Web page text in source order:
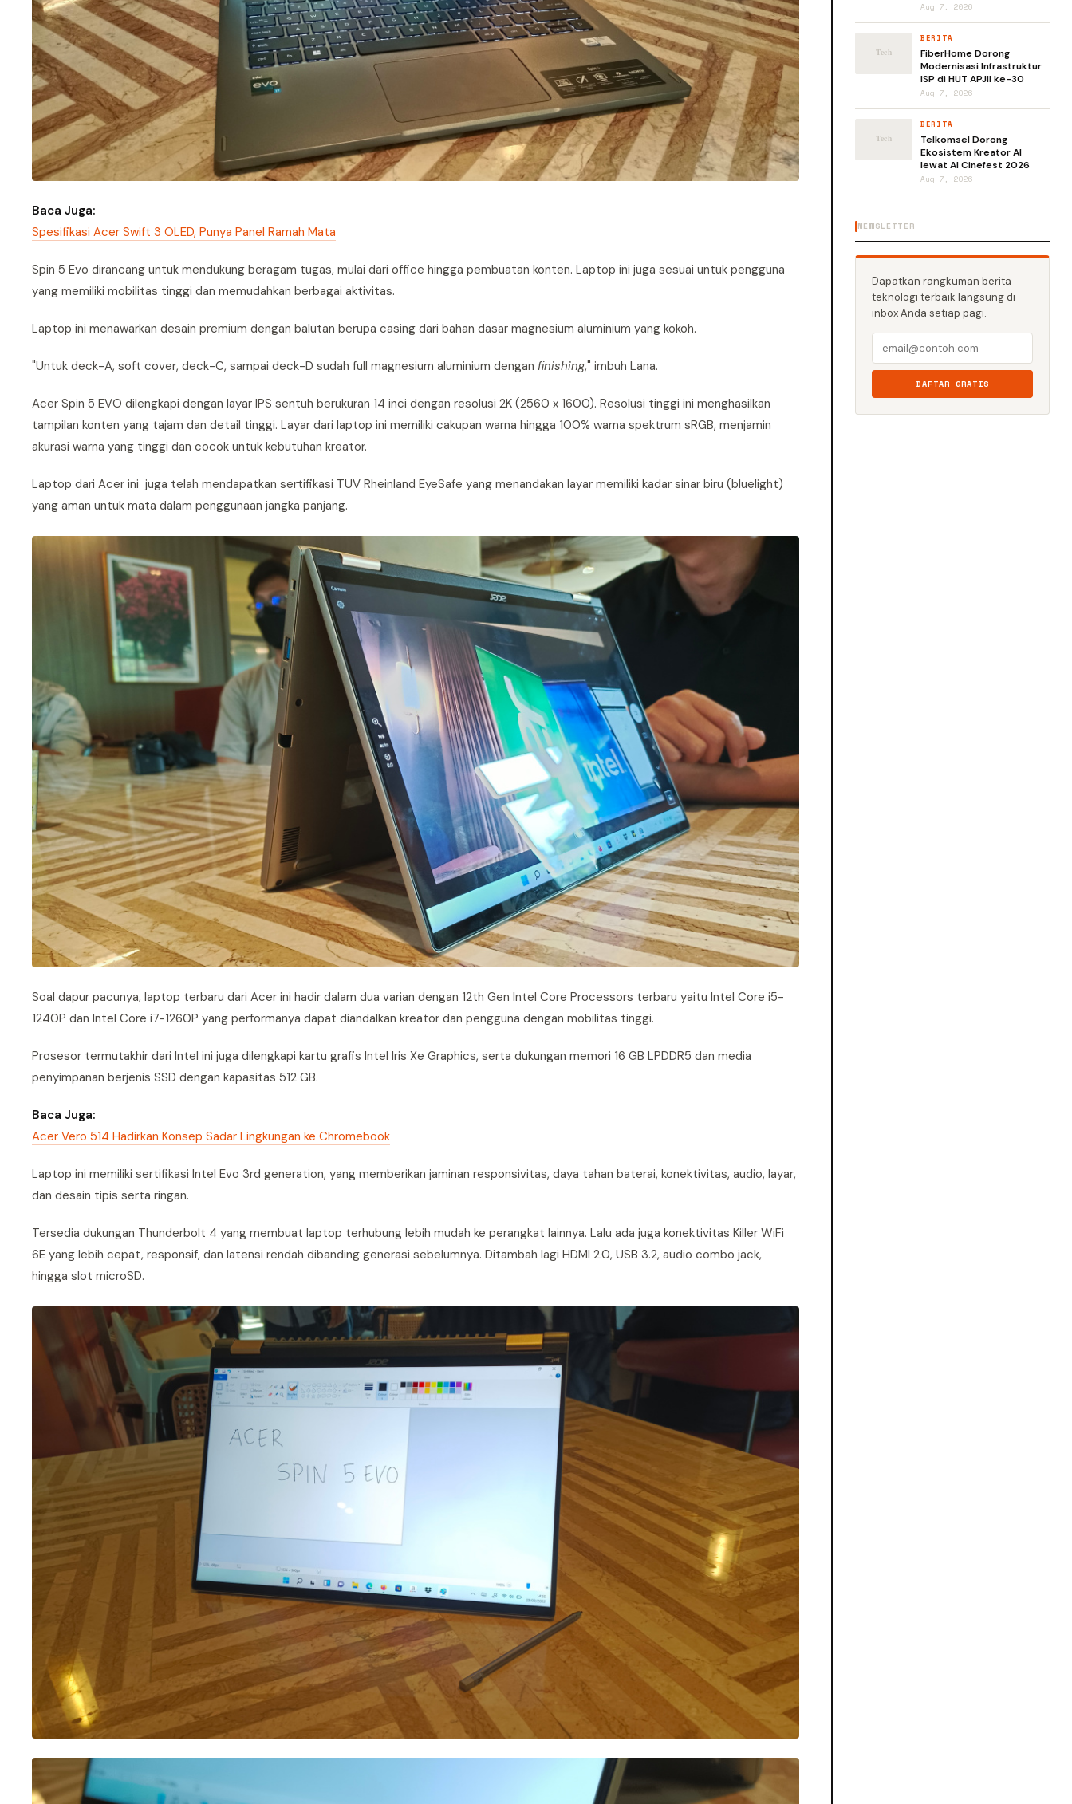
Baca Juga:
Spesifikasi Acer Swift 3 OLED, Punya Panel Ramah Mata
Spin 5 Evo dirancang untuk mendukung beragam tugas, mulai dari office hingga pembuatan konten. Laptop ini juga sesuai untuk pengguna
yang memiliki mobilitas tinggi dan memudahkan berbagai aktivitas.
Laptop ini menawarkan desain premium dengan balutan berupa casing dari bahan dasar magnesium aluminium yang kokoh.
"Untuk deck-A, soft cover, deck-C, sampai deck-D sudah full magnesium aluminium dengan finishing," imbuh Lana.
Acer Spin 5 EVO dilengkapi dengan layar IPS sentuh berukuran 14 inci dengan resolusi 2K (2560 x 1600). Resolusi tinggi ini menghasilkan
tampilan konten yang tajam dan detail tinggi. Layar dari laptop ini memiliki cakupan warna hingga 100% warna spektrum sRGB, menjamin
akurasi warna yang tinggi dan cocok untuk kebutuhan kreator.
Laptop dari Acer ini juga telah mendapatkan sertifikasi TUV Rheinland EyeSafe yang menandakan layar memiliki kadar sinar biru (bluelight)
yang aman untuk mata dalam penggunaan jangka panjang.
Soal dapur pacunya, laptop terbaru dari Acer ini hadir dalam dua varian dengan 12th Gen Intel Core Processors terbaru yaitu Intel Core i5-
1240P dan Intel Core i7-1260P yang performanya dapat diandalkan kreator dan pengguna dengan mobilitas tinggi.
Prosesor termutakhir dari Intel ini juga dilengkapi kartu grafis Intel Iris Xe Graphics, serta dukungan memori 16 GB LPDDR5 dan media
penyimpanan berjenis SSD dengan kapasitas 512 GB.
Baca Juga:
Acer Vero 514 Hadirkan Konsep Sadar Lingkungan ke Chromebook
Laptop ini memiliki sertifikasi Intel Evo 3rd generation, yang memberikan jaminan responsivitas, daya tahan baterai, konektivitas, audio, layar,
dan desain tipis serta ringan.
Tersedia dukungan Thunderbolt 4 yang membuat laptop terhubung lebih mudah ke perangkat lainnya. Lalu ada juga konektivitas Killer WiFi
6E yang lebih cepat, responsif, dan latensi rendah dibanding generasi sebelumnya. Ditambah lagi HDMI 2.0, USB 3.2, audio combo jack,
hingga slot microSD.
Aug 7, 2026
BERITA
FiberHome Dorong
Modernisasi Infrastruktur
ISP di HUT APJII ke-30
Aug 7, 2026
BERITA
Telkomsel Dorong
Ekosistem Kreator AI
lewat AI Cinefest 2026
Aug 7, 2026
NEWSLETTER
Dapatkan rangkuman berita
teknologi terbaik langsung di
inbox Anda setiap pagi.
DAFTAR GRATIS